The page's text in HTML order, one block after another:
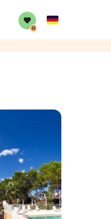
0
German